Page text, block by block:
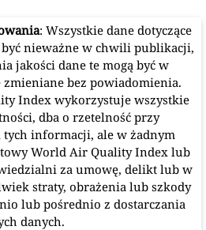
: Wszystkie dane dotyczące
nieważne w chwili publikacji,
jakości dane te mogą być w
bez powiadomienia.
Index wykorzystuje wszystkie
dba o rzetelność przy
informacji, ale w żadnym
World Air Quality Index lub
za umowę, delikt lub w
straty, obrażenia lub szkody
lub pośrednio z dostarczania
danych.